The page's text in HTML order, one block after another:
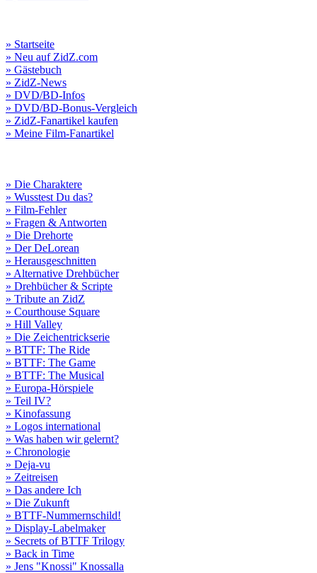
» Startseite
» Neu auf ZidZ.com
» Gästebuch
» ZidZ-News
» DVD/BD-Infos
» DVD/BD-Bonus-Vergleich
» ZidZ-Fanartikel kaufen
» Meine Film-Fanartikel
» Die Charaktere
» Wusstest Du das?
» Film-Fehler
» Fragen & Antworten
» Die Drehorte
» Der DeLorean
» Herausgeschnitten
» Alternative Drehbücher
» Drehbücher & Scripte
» Tribute an ZidZ
» Courthouse Square
» Hill Valley
» Die Zeichentrickserie
» BTTF: The Ride
» BTTF: The Game
» BTTF: The Musical
» Europa-Hörspiele
» Teil IV?
» Kinofassung
» Logos international
» Was haben wir gelernt?
» Chronologie
» Deja-vu
» Zeitreisen
» Das andere Ich
» Die Zukunft
» BTTF-Nummernschild!
» Display-Labelmaker
» Secrets of BTTF Trilogy
» Back in Time
» Jens "Knossi" Knossalla